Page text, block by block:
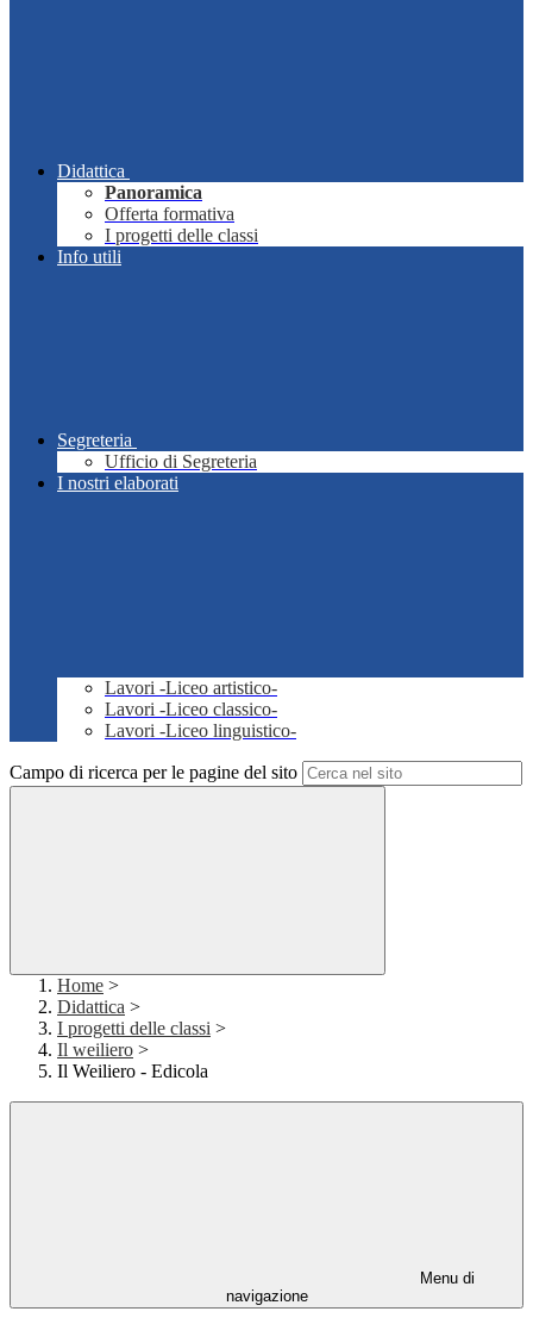
Didattica
Panoramica
Offerta formativa
I progetti delle classi
Info utili
Segreteria
Ufficio di Segreteria
I nostri elaborati
Lavori -Liceo artistico-
Lavori -Liceo classico-
Lavori -Liceo linguistico-
Campo di ricerca per le pagine del sito
Home >
Didattica >
I progetti delle classi >
Il weiliero >
Il Weiliero - Edicola
Menu di
navigazione